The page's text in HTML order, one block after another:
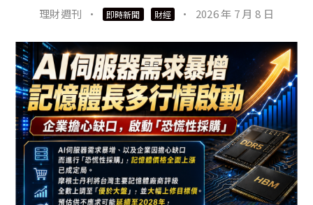
理財週刊 · 即時新聞 財經 · 2026 年 7 月 8 日